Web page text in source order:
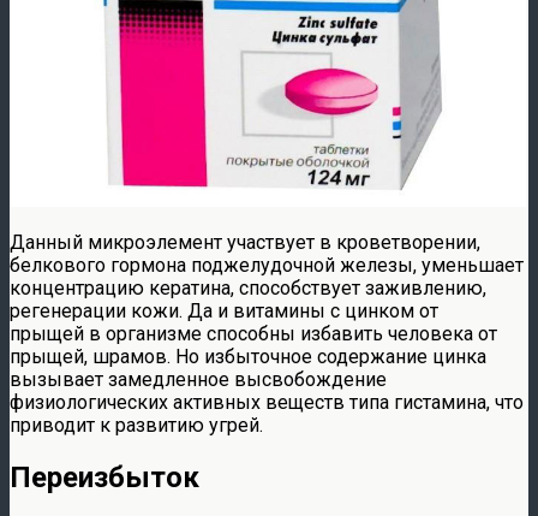
Данный микроэлемент участвует в кроветворении,
белкового гормона поджелудочной железы, уменьшает
концентрацию кератина, способствует заживлению,
регенерации кожи. Да и витамины с цинком от
прыщей в организме способны избавить человека от
прыщей, шрамов. Но избыточное содержание цинка
вызывает замедленное высвобождение
физиологических активных веществ типа гистамина, что
приводит к развитию угрей.
Переизбыток